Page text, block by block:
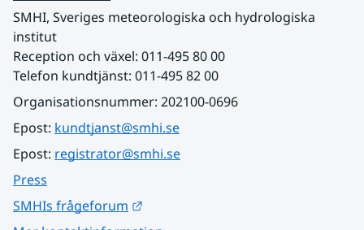
SMHI, Sveriges meteorologiska och hydrologiska
institut
Reception och växel: 011-495 80 00
Telefon kundtjänst: 011-495 82 00
Organisationsnummer: 202100-0696
Epost: kundtjanst@smhi.se
Epost: registrator@smhi.se
Press
SMHIs frågeforum